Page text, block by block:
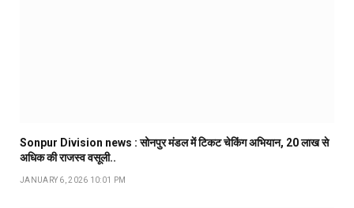
Sonpur Division news : सोनपुर मंडल में टिकट चेकिंग अभियान, ₹20 लाख से
अधिक की राजस्व वसूली..
JANUARY 6, 2026 10:01 PM